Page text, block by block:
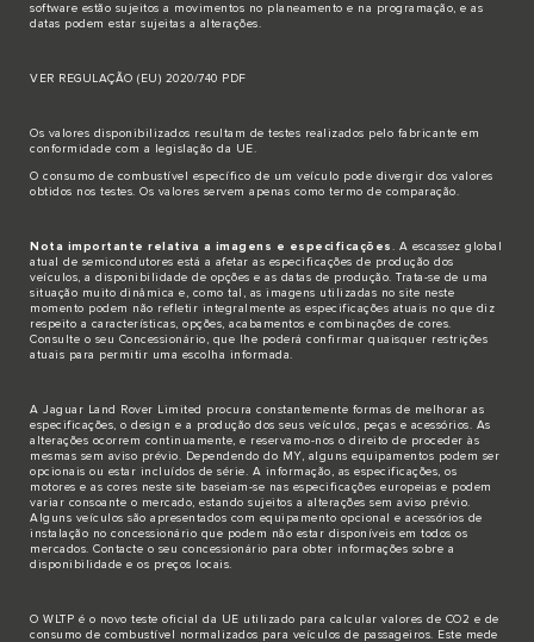
software estão sujeitos a movimentos no planeamento e na programação, e as
datas podem estar sujeitas a alterações.
VER REGULAÇÃO (EU) 2020/740 PDF
Os valores disponibilizados resultam de testes realizados pelo fabricante em
conformidade com a legislação da UE.
O consumo de combustível específico de um veículo pode divergir dos valores
obtidos nos testes. Os valores servem apenas como termo de comparação.
Nota importante relativa a imagens e especificações
. A escassez global
atual de semicondutores está a afetar as especificações de produção dos
veículos, a disponibilidade de opções e as datas de produção. Trata-se de uma
situação muito dinâmica e, como tal, as imagens utilizadas no site neste
momento podem não refletir integralmente as especificações atuais no que diz
respeito a características, opções, acabamentos e combinações de cores.
Consulte o seu Concessionário, que lhe poderá confirmar quaisquer restrições
atuais para permitir uma escolha informada.
A Jaguar Land Rover Limited procura constantemente formas de melhorar as
especificações, o design e a produção dos seus veículos, peças e acessórios. As
alterações ocorrem continuamente, e reservamo-nos o direito de proceder às
mesmas sem aviso prévio. Dependendo do MY, alguns equipamentos podem ser
opcionais ou estar incluídos de série. A informação, as especificações, os
motores e as cores neste site baseiam-se nas especificações europeias e podem
variar consoante o mercado, estando sujeitos a alterações sem aviso prévio.
Alguns veículos são apresentados com equipamento opcional e acessórios de
instalação no concessionário que podem não estar disponíveis em todos os
mercados. Contacte o seu concessionário para obter informações sobre a
disponibilidade e os preços locais.
O WLTP é o novo teste oficial da UE utilizado para calcular valores de CO2 e de
consumo de combustível normalizados para veículos de passageiros. Este mede